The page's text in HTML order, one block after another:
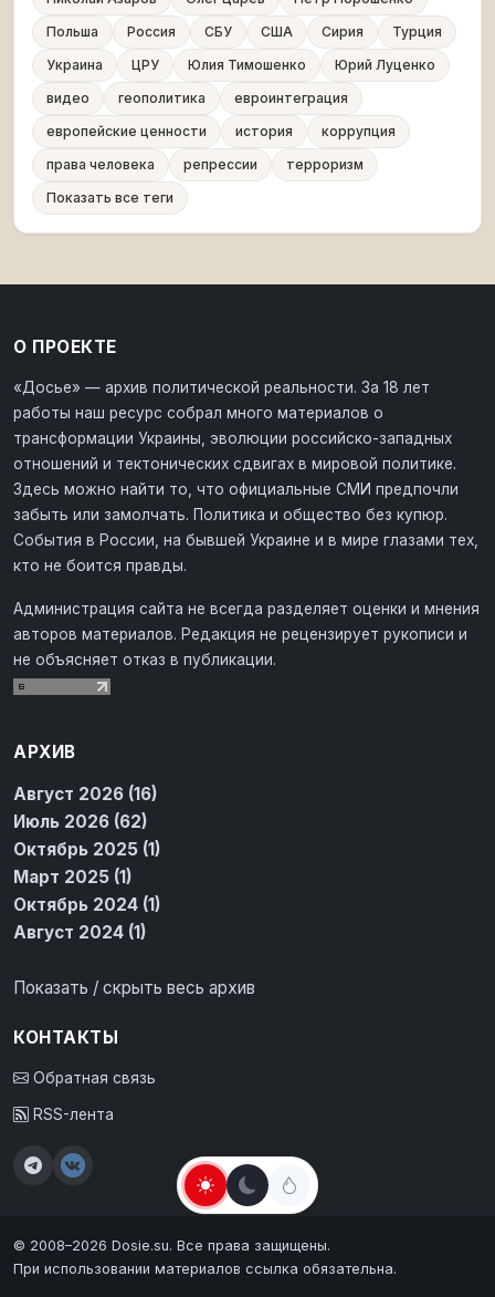
Польша
Россия СБУ США Сирия
Турция
Украина
ЦРУ Юлия Тимошенко
Юрий Луценко
видео
геополитика
евроинтеграция
европейские ценности
история
коррупция
права человека
репрессии
терроризм
Показать все теги
О ПРОЕКТЕ
«Досье» — архив политической реальности. За 18 лет
работы наш ресурс собрал много материалов о
трансформации Украины, эволюции российско-западных
отношений и тектонических сдвигах в мировой политике.
Здесь можно найти то, что официальные СМИ предпочли
забыть или замолчать. Политика и общество без купюр.
События в России, на бывшей Украине и в мире глазами тех,
кто не боится правды.
Администрация сайта не всегда разделяет оценки и мнения
авторов материалов. Редакция не рецензирует рукописи и
не объясняет отказ в публикации.
АРХИВ
Август 2026 (16)
Июль 2026 (62)
Октябрь 2025 (1)
Март 2025 (1)
Октябрь 2024 (1)
Август 2024 (1)
Показать / скрыть весь архив
КОНТАКТЫ
Обратная связь
RSS-лента
© 2008–2026 Dosie.su. Все права защищены.
При использовании материалов ссылка обязательна.